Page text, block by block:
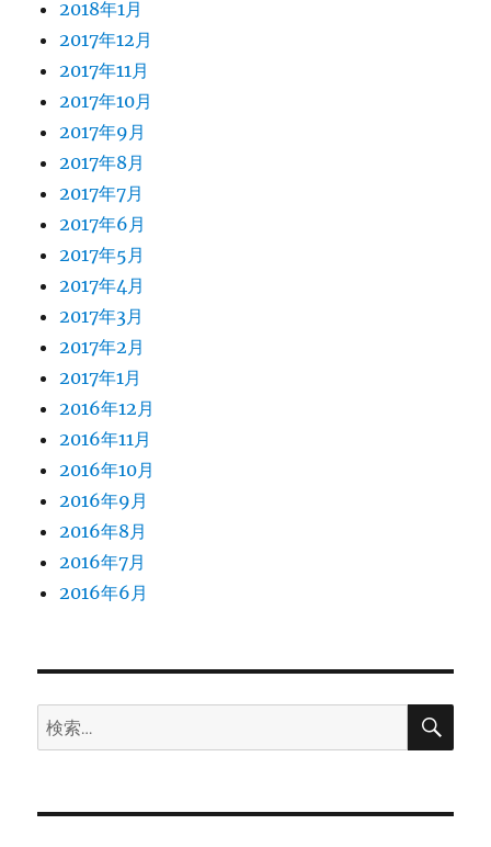
2018年1月
2017年12月
2017年11月
2017年10月
2017年9月
2017年8月
2017年7月
2017年6月
2017年5月
2017年4月
2017年3月
2017年2月
2017年1月
2016年12月
2016年11月
2016年10月
2016年9月
2016年8月
2016年7月
2016年6月
検
索:
検